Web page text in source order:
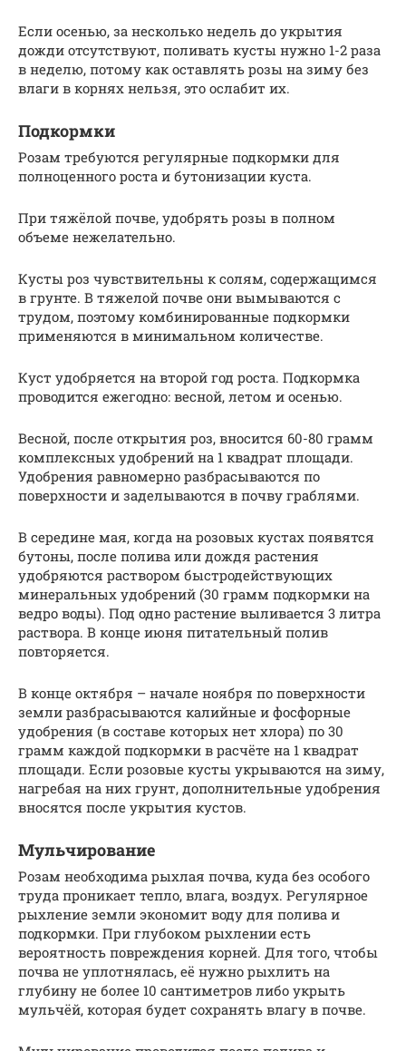
Если осенью, за несколько недель до укрытия
дожди отсутствуют, поливать кусты нужно 1-2 раза
в неделю, потому как оставлять розы на зиму без
влаги в корнях нельзя, это ослабит их.
Подкормки
Розам требуются регулярные подкормки для
полноценного роста и бутонизации куста.
При тяжёлой почве, удобрять розы в полном
объеме нежелательно.
Кусты роз чувствительны к солям, содержащимся
в грунте. В тяжелой почве они вымываются с
трудом, поэтому комбинированные подкормки
применяются в минимальном количестве.
Куст удобряется на второй год роста. Подкормка
проводится ежегодно: весной, летом и осенью.
Весной, после открытия роз, вносится 60-80 грамм
комплексных удобрений на 1 квадрат площади.
Удобрения равномерно разбрасываются по
поверхности и заделываются в почву граблями.
В середине мая, когда на розовых кустах появятся
бутоны, после полива или дождя растения
удобряются раствором быстродействующих
минеральных удобрений (30 грамм подкормки на
ведро воды). Под одно растение выливается 3 литра
раствора. В конце июня питательный полив
повторяется.
В конце октября – начале ноября по поверхности
земли разбрасываются калийные и фосфорные
удобрения (в составе которых нет хлора) по 30
грамм каждой подкормки в расчёте на 1 квадрат
площади. Если розовые кусты укрываются на зиму,
нагребая на них грунт, дополнительные удобрения
вносятся после укрытия кустов.
Мульчирование
Розам необходима рыхлая почва, куда без особого
труда проникает тепло, влага, воздух. Регулярное
рыхление земли экономит воду для полива и
подкормки. При глубоком рыхлении есть
вероятность повреждения корней. Для того, чтобы
почва не уплотнялась, её нужно рыхлить на
глубину не более 10 сантиметров либо укрыть
мульчёй, которая будет сохранять влагу в почве.